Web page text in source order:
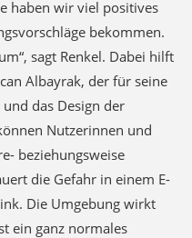
haben wir viel positives
bekommen.
sagt Renkel. Dabei hilft
Albayrak, der für seine
das Design der
Nutzerinnen und
beziehungsweise
die Gefahr in einem E-
Die Umgebung wirkt
ein ganz normales